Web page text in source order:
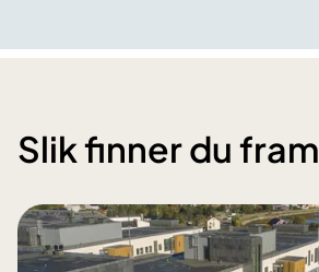
Slik finner du fram